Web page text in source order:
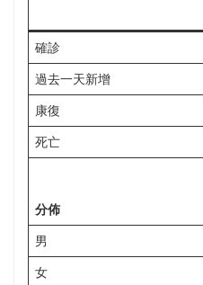
確診
過去一天新增
康復
死亡
分佈
男
女